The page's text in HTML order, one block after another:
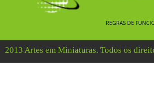
REGRAS DE
2013 Artes em Miniaturas. Todos os